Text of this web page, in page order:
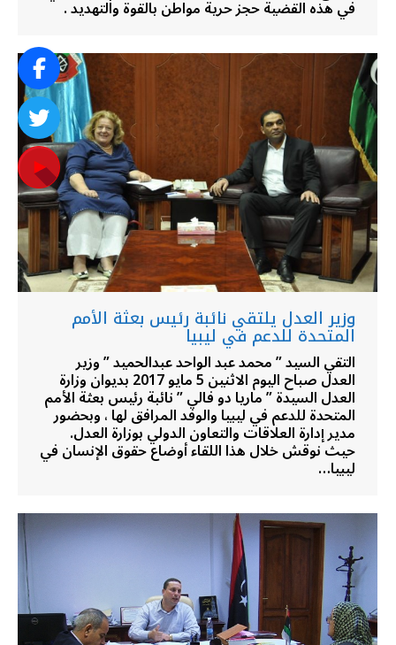
في هذه القضية حجز حرية مواطن بالقوة والتهديد .
وزير العدل يلتقي نائبة رئيس بعثة الأمم
المتحدة للدعم في ليبيا
التقي السيد ” محمد عبد الواحد عبدالحميد ” وزير
العدل صباح اليوم الاثنين 5 مايو 2017 بديوان وزارة
العدل السيدة ” ماريا دو فالي ” نائبة رئيس بعثة الأمم
المتحدة للدعم في ليبيا والوفد المرافق لها ، وبحضور
مدير إدارة العلاقات والتعاون الدولي بوزارة العدل.
حيث نوقش خلال هذا اللقاء أوضاع حقوق الإنسان في
ليبيا…